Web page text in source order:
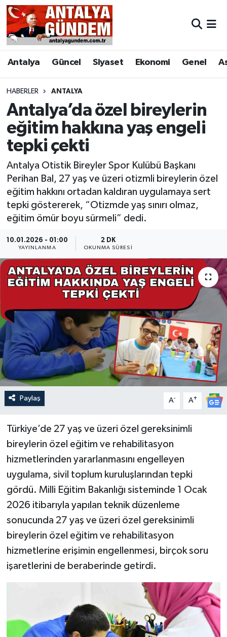
Antalya Güncel Siyaset Ekonomi Genel
HABERLER ANTALYA
Antalya’da özel bireylerin
eğitim hakkına yaş engeli
tepki çekti
Antalya Otistik Bireyler Spor Kulübü Başkanı
Perihan Bal, 27 yaş ve üzeri otizmli bireylerin özel
eğitim hakkını ortadan kaldıran uygulamaya sert
tepki göstererek, “Otizmde yaş sınırı olmaz,
eğitim ömür boyu sürmeli” dedi.
10.01.2026 - 01:00
YAYINLANMA
2 DK
OKUNMA SÜRESI
Paylaş A- A+
Türkiye’de 27 yaş ve üzeri özel gereksinimli
bireylerin özel eğitim ve rehabilitasyon
hizmetlerinden yararlanmasını engelleyen
uygulama, sivil toplum kuruluşlarından tepki
gördü. Milli Eğitim Bakanlığı sisteminde 1 Ocak
2026 itibarıyla yapılan teknik düzenleme
sonucunda 27 yaş ve üzeri özel gereksinimli
bireylerin özel eğitim ve rehabilitasyon
hizmetlerine erişimin engellenmesi, birçok soru
işaretlerini de beraberinde getirdi.
Antalya
Asayiş
Bilim & Teknoloji
Bölge
EĞİTİM
Ekonomi
Genel
Görüntülü Haber
Güncel
Kültür & Sanat
Magazin
Resmi İlan
Sağlık & Yaşam
Siyaset
Spor
Antalya Nöbetçi Eczaneler
Antalya Hava Durumu
Antalya Namaz Vakitleri
Antalya Trafik Yoğunluk Haritası
Süper Lig Puan Durumu ve Fikstür
Tüm Manşetler
Son Dakika Haberleri
Haber Arşivi